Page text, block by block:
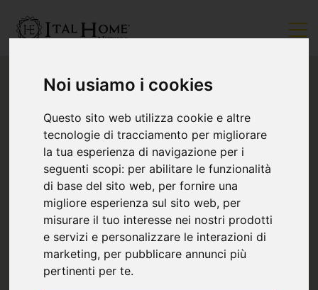
Noi usiamo i cookies
Questo sito web utilizza cookie e altre
tecnologie di tracciamento per migliorare
la tua esperienza di navigazione per i
seguenti scopi: per abilitare le funzionalità
di base del sito web, per fornire una
migliore esperienza sul sito web, per
misurare il tuo interesse nei nostri prodotti
e servizi e personalizzare le interazioni di
marketing, per pubblicare annunci più
pertinenti per te.